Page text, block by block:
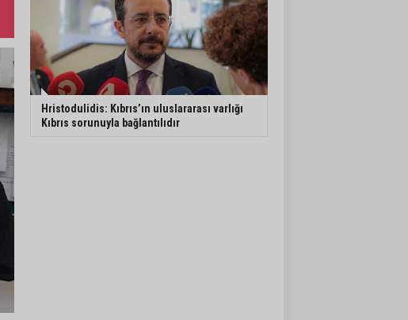
Hristodulidis: Kıbrıs’ın uluslararası varlığı
Kıbrıs sorunuyla bağlantılıdır